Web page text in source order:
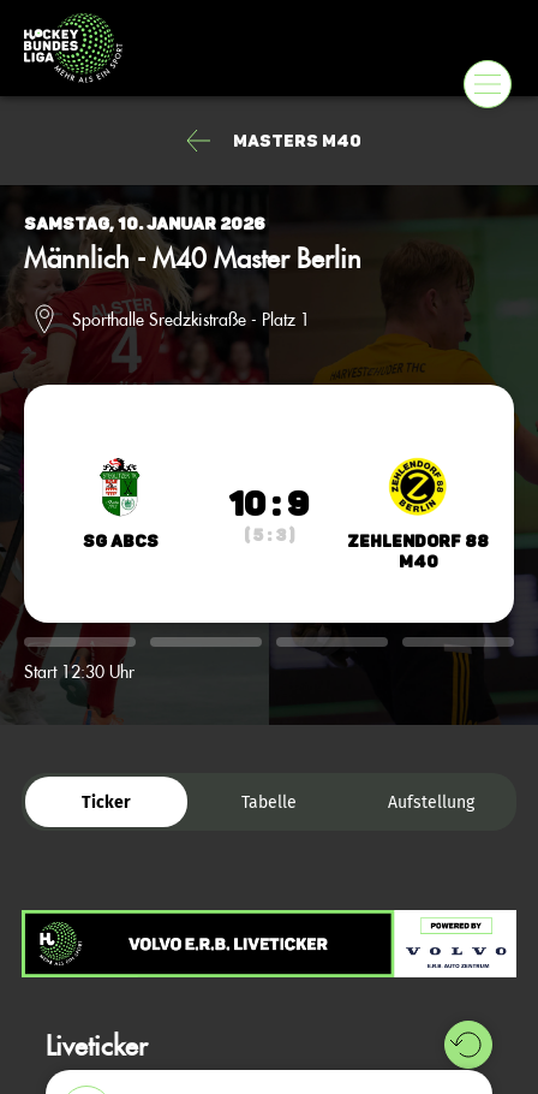
Masters M40
Samstag, 10. Januar 2026
Männlich - M40 Master Berlin
Sporthalle Sredzkistraße - Platz 1
SG ABCS
10 : 9
( 5 : 3 )
Zehlendorf 88
M40
Start 12:30 Uhr
Ticker Tabelle Aufstellung
Liveticker